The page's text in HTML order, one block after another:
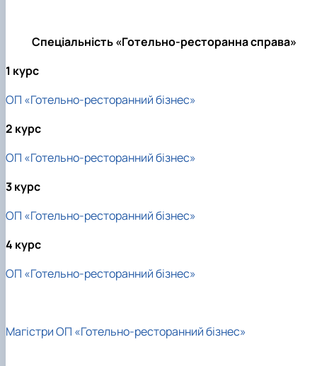
Спеціальність «Готельно-ресторанна справа»
1 курс
ОП «Готельно-ресторанний бізнес»
2 курс
ОП «Готельно-ресторанний бізнес»
3 курс
ОП «Готельно-ресторанний бізнес»
4 курс
ОП «Готельно-ресторанний бізнес»
Магістри ОП «Готельно-ресторанний бізнес»